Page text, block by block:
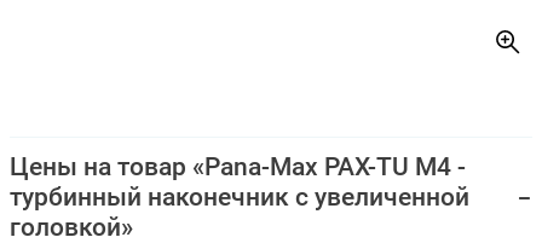
Цены на товар «Pana-Max PAX-TU M4 -
турбинный наконечник с увеличенной
головкой»